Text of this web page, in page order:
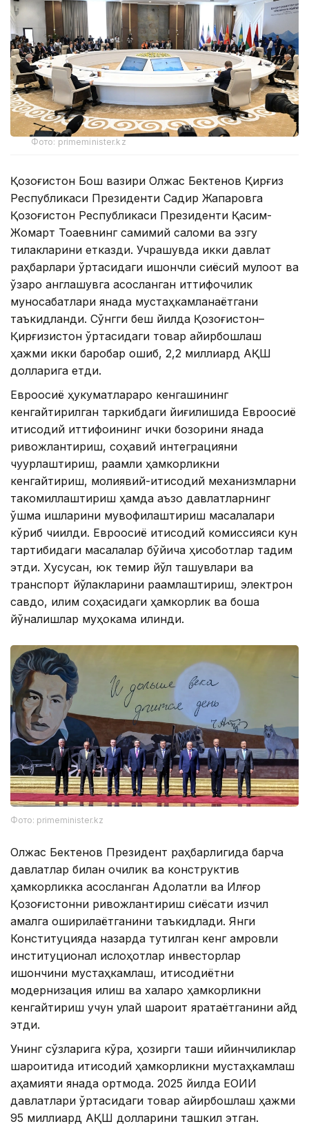
Фото: primeminister.kz
Қозоғистон Бош вазири Олжас Бектенов Қирғиз
Республикаси Президенти Садир Жапаровга
Қозоғистон Республикаси Президенти Қасим-
Жомарт Тоқаевнинг самимий саломи ва эзгу
тилакларини етказди. Учрашувда икки давлат
раҳбарлари ўртасидаги ишончли сиёсий мулоқот ва
ўзаро англашувга асосланган иттифоқчилик
муносабатлари янада мустаҳкамланаётгани
таъкидланди. Сўнгги беш йилда Қозоғистон–
Қирғизистон ўртасидаги товар айирбошлаш
ҳажми икки баробар ошиб, 2,2 миллиард АҚШ
долларига етди.
Евроосиё ҳукуматлараро кенгашининг
кенгайтирилган таркибдаги йиғилишида Евроосиё
иқтисодий иттифоқининг ички бозорини янада
ривожлантириш, соҳавий интеграцияни
чуқурлаштириш, рақамли ҳамкорликни
кенгайтириш, молиявий-иқтисодий механизмларни
такомиллаштириш ҳамда аъзо давлатларнинг
қўшма ишларини мувофиқлаштириш масалалари
кўриб чиқилди. Евроосиё иқтисодий комиссияси кун
тартибидаги масалалар бўйича ҳисоботлар тақдим
этди. Хусусан, юк темир йўл ташувлари ва
транспорт йўлакларини рақамлаштириш, электрон
савдо, иқлим соҳасидаги ҳамкорлик ва бошқа
йўналишлар муҳокама қилинди.
Фото: primeminister.kz
Олжас Бектенов Президент раҳбарлигида барча
давлатлар билан очиқлик ва конструктив
ҳамкорликка асосланган Адолатли ва Илғор
Қозоғистонни ривожлантириш сиёсати изчил
амалга оширилаётганини таъкидлади. Янги
Конституцияда назарда тутилган кенг қамровли
институционал ислоҳотлар инвесторлар
ишончини мустаҳкамлаш, иқтисодиётни
модернизация қилиш ва халқаро ҳамкорликни
кенгайтириш учун қулай шароит яратаётганини қайд
этди.
Унинг сўзларига кўра, ҳозирги ташқи қийинчиликлар
шароитида иқтисодий ҳамкорликни мустаҳкамлаш
аҳамияти янада ортмоқда. 2025 йилда ЕОИИ
давлатлари ўртасидаги товар айирбошлаш ҳажми
95 миллиард АҚШ долларини ташкил этган.